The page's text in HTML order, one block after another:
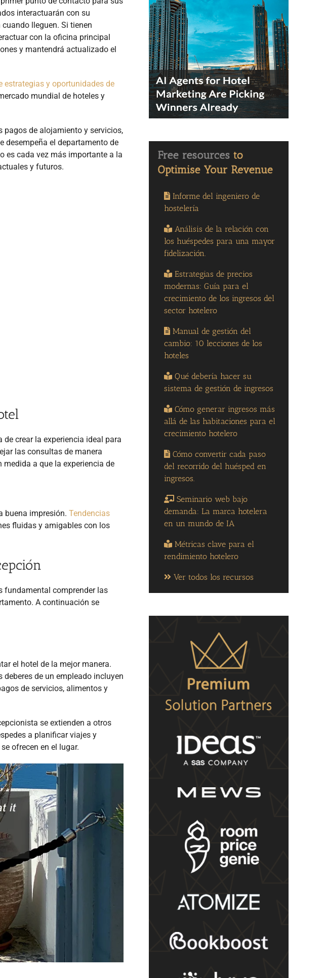
interactuarán con su
lleguen. Si tienen
con la oficina principal
y mantendrá actualizado el
estrategias y oportunidades de
mundial de hoteles y
pagos de alojamiento y servicios,
desempeña el departamento de
es cada vez más importante a la
y futuros.
crear la experiencia ideal para
las consultas de manera
a que la experiencia de
buena impresión. Tendencias
fluidas y amigables con los
fundamental comprender las
A continuación se
el hotel de la mejor manera.
de un empleado incluyen
de servicios, alimentos y
se extienden a otros
a planificar viajes y
ofrecen en el lugar.
Informe del ingeniero de
hostelería
Análisis de la relación con
los huéspedes para una mayor
fidelización.
Estrategias de precios
modernas: Guía para el
crecimiento de los ingresos del
sector hotelero
Manual de gestión del
cambio: 10 lecciones de los
hoteles
Qué debería hacer su
sistema de gestión de ingresos
Cómo generar ingresos más
allá de las habitaciones para el
crecimiento hotelero
Cómo convertir cada paso
del recorrido del huésped en
ingresos.
Seminario web bajo
demanda: La marca hotelera
en un mundo de IA
Métricas clave para el
rendimiento hotelero
Ver todos los recursos